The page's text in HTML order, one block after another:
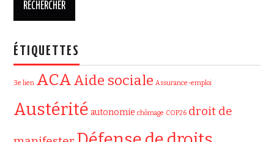
ÉTIQUETTES
3e lien ACAAide sociale Assurance-emploi
Austérité autonomie chômage COP26 droit de